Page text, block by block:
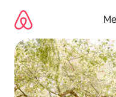
directement
contenu